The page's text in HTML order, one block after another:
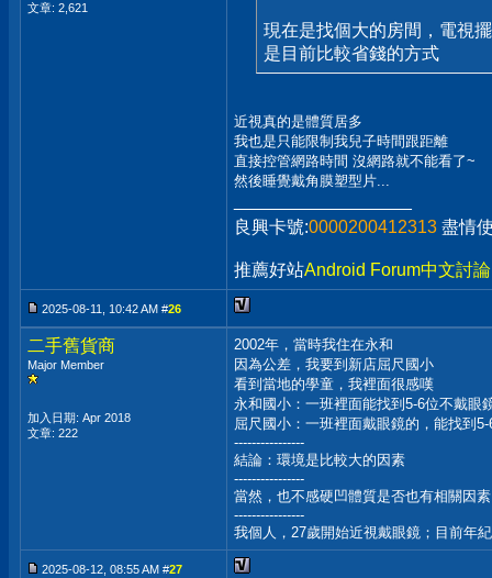
文章: 2,621
現在是找個大的房間，電視
是目前比較省錢的方式
近視真的是體質居多
我也是只能限制我兒子時間跟距離
直接控管網路時間 沒網路就不能看了~
然後睡覺戴角膜塑型片...
良興卡號:0000200412313 盡情
推薦好站Android Forum中文討
2025-08-11, 10:42 AM #26
二手舊貨商
Major Member
加入日期: Apr 2018
文章: 222
2002年，當時我住在永和
因為公差，我要到新店屈尺國小
看到當地的學童，我裡面很感嘆
永和國小：一班裡面能找到5-6位不戴眼
屈尺國小：一班裡面戴眼鏡的，能找到
----------------
結論：環境是比較大的因素
----------------
當然，也不感硬凹體質是否也有相關因素
----------------
我個人，27歲開始近視戴眼鏡；目前年
2025-08-12, 08:55 AM #27